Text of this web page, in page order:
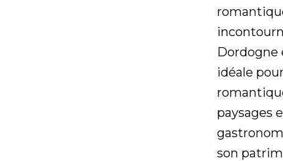
Dordogne
idéale
paysages
son